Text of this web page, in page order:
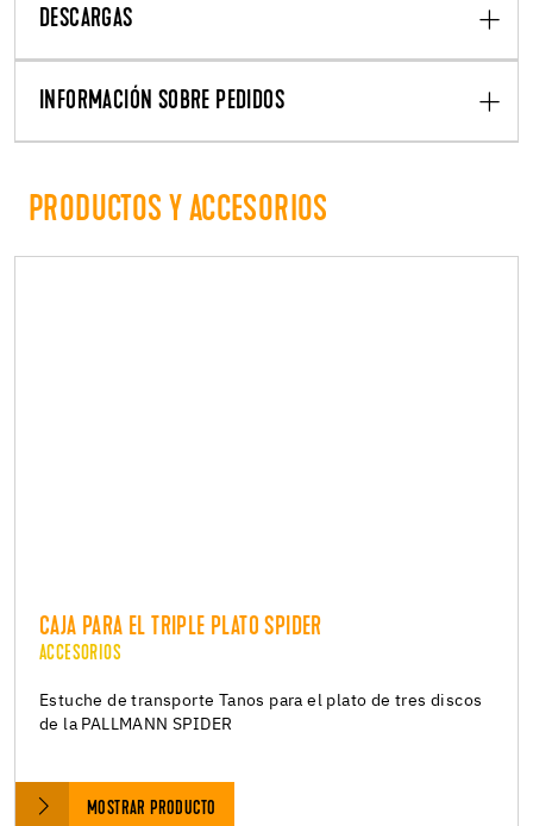
DESCARGAS
INFORMACIÓN SOBRE PEDIDOS
PRODUCTOS Y ACCESORIOS
CAJA PARA EL TRIPLE PLATO SPIDER
ACCESORIOS
Estuche de transporte Tanos para el plato de tres discos
de la PALLMANN SPIDER
MOSTRAR PRODUCTO